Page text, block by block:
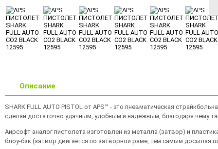
Описание
SHARK FULL AUTO PISTOL от APS™ - это пневматическая
сделан достаточно удачным, удобным и надежным, благодаря чему
Аирсофт аналог пистолета изготовлен из металла (затвор) и
блоу-бэк (затвор двигается по затворной раме, тем самым досылая